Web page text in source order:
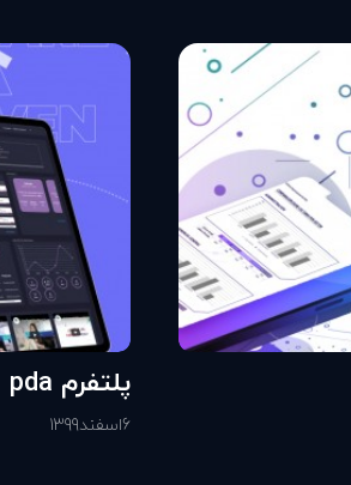
پلتفرم pda
6اسفند1399